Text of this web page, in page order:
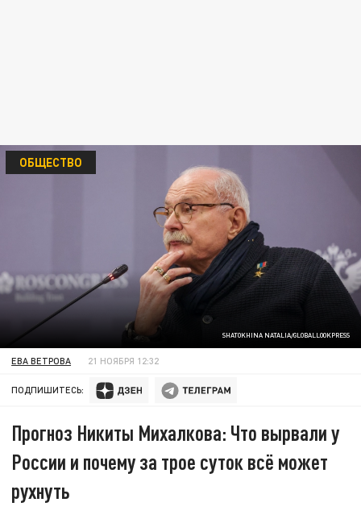
SHATOKHINA NATALIA/GLOBALLOOKPRESS
ОБЩЕСТВО
ЕВА ВЕТРОВА 21 НОЯБРЯ 12:32
ПОДПИШИТЕСЬ:
Прогноз Никиты Михалкова: Что вырвали у
России и почему за трое суток всё может
рухнуть